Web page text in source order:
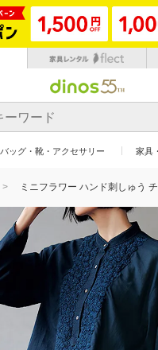
バッグ・靴・アクセサリー 家具
ミニフラワー ハンド刺しゅう